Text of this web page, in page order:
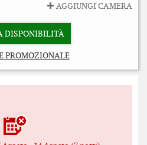
AGGIUNGI CAMERA
DISPONIBILITÀ
PROMOZIONALE